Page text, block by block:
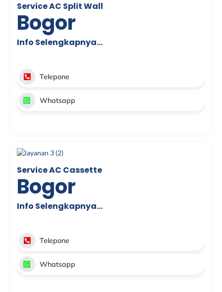
Service AC Split Wall
Bogor
Info Selengkapnya…
Telepone
Whatsapp
Service AC Cassette
Bogor
Info Selengkapnya…
Telepone
Whatsapp